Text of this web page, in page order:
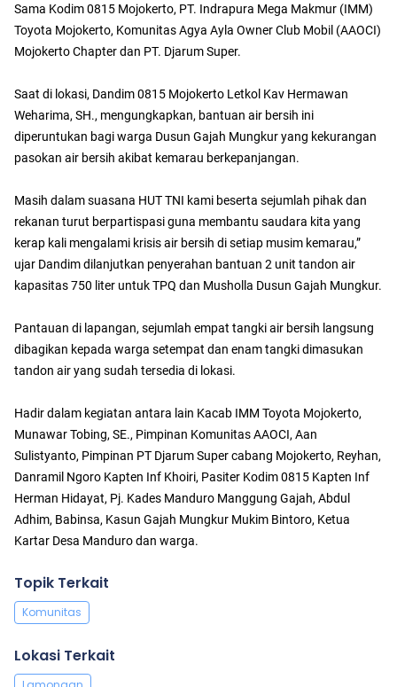
Sama Kodim 0815 Mojokerto, PT. Indrapura Mega Makmur (IMM)
Toyota Mojokerto, Komunitas Agya Ayla Owner Club Mobil (AAOCI)
Mojokerto Chapter dan PT. Djarum Super.
Saat di lokasi, Dandim 0815 Mojokerto Letkol Kav Hermawan
Weharima, SH., mengungkapkan, bantuan air bersih ini
diperuntukan bagi warga Dusun Gajah Mungkur yang kekurangan
pasokan air bersih akibat kemarau berkepanjangan.
Masih dalam suasana HUT TNI kami beserta sejumlah pihak dan
rekanan turut berpartispasi guna membantu saudara kita yang
kerap kali mengalami krisis air bersih di setiap musim kemarau,”
ujar Dandim dilanjutkan penyerahan bantuan 2 unit tandon air
kapasitas 750 liter untuk TPQ dan Musholla Dusun Gajah Mungkur.
Pantauan di lapangan, sejumlah empat tangki air bersih langsung
dibagikan kepada warga setempat dan enam tangki dimasukan
tandon air yang sudah tersedia di lokasi.
Hadir dalam kegiatan antara lain Kacab IMM Toyota Mojokerto,
Munawar Tobing, SE., Pimpinan Komunitas AAOCI, Aan
Sulistyanto, Pimpinan PT Djarum Super cabang Mojokerto, Reyhan,
Danramil Ngoro Kapten Inf Khoiri, Pasiter Kodim 0815 Kapten Inf
Herman Hidayat, Pj. Kades Manduro Manggung Gajah, Abdul
Adhim, Babinsa, Kasun Gajah Mungkur Mukim Bintoro, Ketua
Kartar Desa Manduro dan warga.
Topik Terkait
Komunitas
Lokasi Terkait